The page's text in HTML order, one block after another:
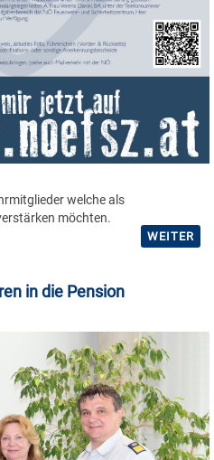
welche als
möchten.
WEITER
in die Pension